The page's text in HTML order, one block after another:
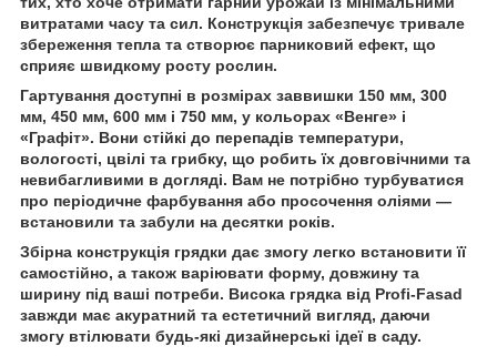
витратами часу та сил. Конструкція забезпечує тривале
збереження тепла та створює парниковий ефект, що
сприяє швидкому росту рослин.
Гартування доступні в розмірах заввишки 150 мм, 300
мм, 450 мм, 600 мм і 750 мм, у кольорах «Венге» і
«Графіт». Вони стійкі до перепадів температури,
вологості, цвілі та грибку, що робить їх довговічними та
невибагливими в догляді. Вам не потрібно турбуватися
про періодичне фарбування або просочення оліями —
встановили та забули на десятки років.
Збірна конструкція грядки дає змогу легко встановити її
самостійно, а також варіювати форму, довжину та
ширину під ваші потреби. Висока грядка від Profi-Fasad
завжди має акуратний та естетичний вигляд, даючи
змогу втілювати будь-які дизайнерські ідеї в саду.